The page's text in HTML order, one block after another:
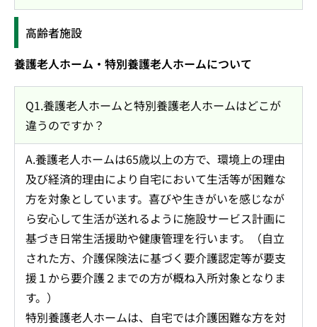
高齢者施設
養護老人ホーム・特別養護老人ホームについて
Q1.養護老人ホームと特別養護老人ホームはどこが
違うのですか？
A.養護老人ホームは65歳以上の方で、環境上の理由
及び経済的理由により自宅において生活等が困難な
方を対象としています。喜びや生きがいを感じなが
ら安心して生活が送れるように施設サービス計画に
基づき日常生活援助や健康管理を行います。（自立
された方、介護保険法に基づく要介護認定等が要支
援１から要介護２までの方が概ね入所対象となりま
す。）
特別養護老人ホームは、自宅では介護困難な方を対